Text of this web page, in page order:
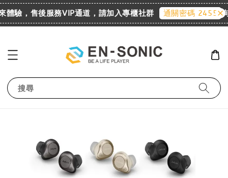
驗，售後服務VIP通道，請加入專櫃社群 通關密碼 2455 詢
搜尋